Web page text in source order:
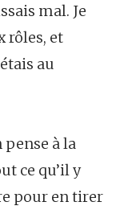
mal. Je
rôles, et
au
à la
ce qu’il y
pour en tirer